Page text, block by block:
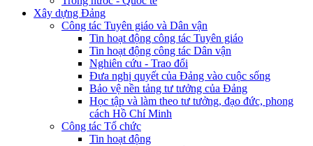
Xây dựng Đảng
Công tác Tuyên giáo và Dân vận
Tin hoạt động công tác Tuyên giáo
Tin hoạt động công tác Dân vận
Nghiên cứu - Trao đổi
Đưa nghị quyết của Đảng vào cuộc sống
Bảo vệ nền tảng tư tưởng của Đảng
Học tập và làm theo tư tưởng, đạo đức, phong
cách Hồ Chí Minh
Công tác Tổ chức
Tin hoạt động